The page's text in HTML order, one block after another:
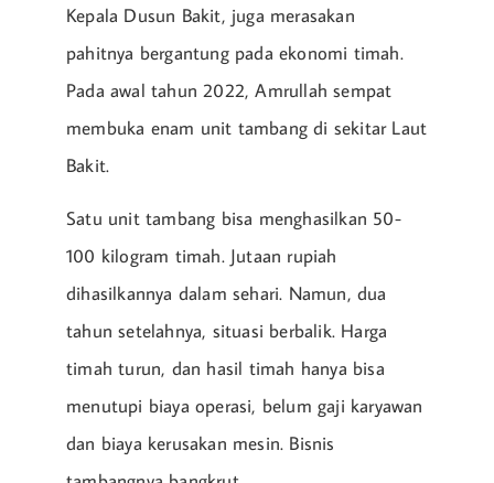
Kepala Dusun Bakit, juga merasakan
pahitnya bergantung pada ekonomi timah.
Pada awal tahun 2022, Amrullah sempat
membuka enam unit tambang di sekitar Laut
Bakit.
Satu unit tambang bisa menghasilkan 50-
100 kilogram timah. Jutaan rupiah
dihasilkannya dalam sehari. Namun, dua
tahun setelahnya, situasi berbalik. Harga
timah turun, dan hasil timah hanya bisa
menutupi biaya operasi, belum gaji karyawan
dan biaya kerusakan mesin. Bisnis